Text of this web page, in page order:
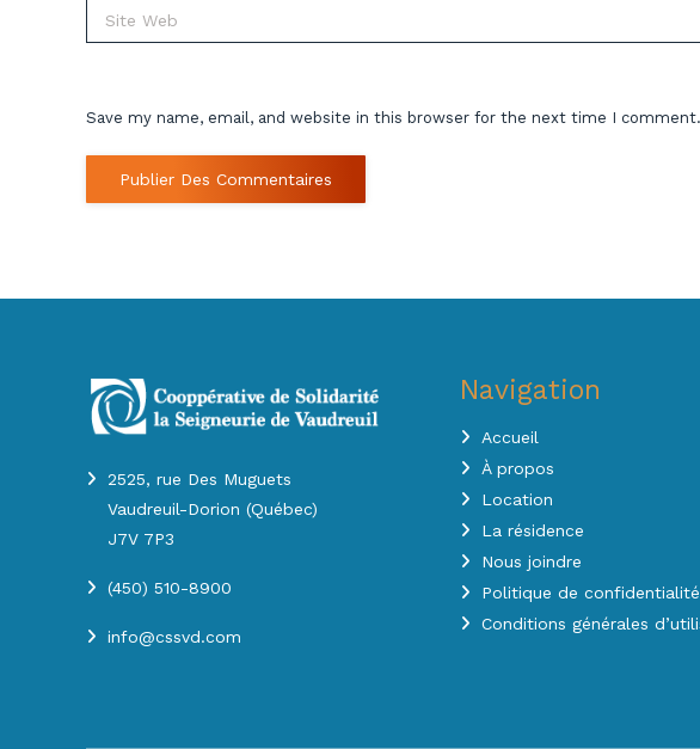
Site Web
Save my name, email, and website in this browser for the next time I comment.
Publier Des Commentaires
2525, rue Des Muguets
Vaudreuil-Dorion (Québec)
J7V 7P3
(450) 510-8900
info@cssvd.com
Navigation
Accueil
À propos
Location
La résidence
Nous joindre
Politique de confidentialité
Conditions générales